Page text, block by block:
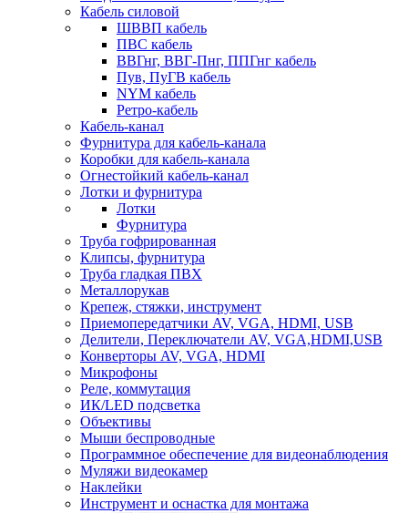
Кабель силовой
ШВВП кабель
ПВС кабель
ВВГнг, ВВГ-Пнг, ППГнг кабель
Пув, ПуГВ кабель
NYM кабель
Ретро-кабель
Кабель-канал
Фурнитура для кабель-канала
Коробки для кабель-канала
Огнестойкий кабель-канал
Лотки и фурнитура
Лотки
Фурнитура
Труба гофрированная
Клипсы, фурнитура
Труба гладкая ПВХ
Металлорукав
Крепеж, стяжки, инструмент
Приемопередатчики AV, VGA, HDMI, USB
Делители, Переключатели AV, VGA,HDMI,USB
Конверторы AV, VGA, HDMI
Микрофоны
Реле, коммутация
ИК/LED подсветка
Объективы
Мыши беспроводные
Программное обеспечение для видеонаблюдения
Муляжи видеокамер
Наклейки
Инструмент и оснастка для монтажа